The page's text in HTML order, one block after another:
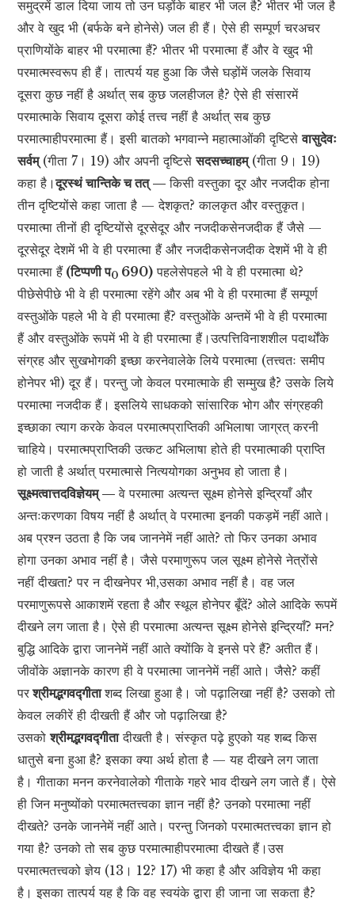
समुद्रमें डाल दिया जाय तो उन घड़ोंके बाहर भी जल है? भीतर भी जल है
और वे खुद भी (बर्फके बने होनेसे) जल ही हैं। ऐसे ही सम्पूर्ण चरअचर
प्राणियोंके बाहर भी परमात्मा हैं? भीतर भी परमात्मा हैं और वे खुद भी
परमात्मस्वरूप ही हैं। तात्पर्य यह हुआ कि जैसे घड़ोंमें जलके सिवाय
दूसरा कुछ नहीं है अर्थात् सब कुछ जलहीजल है? ऐसे ही संसारमें
परमात्माके सिवाय दूसरा कोई तत्त्व नहीं है अर्थात् सब कुछ
परमात्माहीपरमात्मा हैं। इसी बातको भगवान्ने महात्माओंकी दृष्टिसेवासुदेवः
सर्वम्(गीता 7। 19) और अपनी दृष्टिसेसदसच्चाहम्(गीता 9। 19)
कहा है।दूरस्थं चान्तिके च तत् —किसी वस्तुका दूर और नजदीक होना
तीन दृष्टियोंसे कहा जाता है — देशकृत? कालकृत और वस्तुकृत।
परमात्मा तीनों ही दृष्टियोंसे दूरसेदूर और नजदीकसेनजदीक हैं जैसे —
दूरसेदूर देशमें भी वे ही परमात्मा हैं और नजदीकसेनजदीक देशमें भी वे ही
परमात्मा हैं(टिप्पणी प0 690) पहलेसेपहले भी वे ही परमात्मा थे?
पीछेसेपीछे भी वे ही परमात्मा रहेंगे और अब भी वे ही परमात्मा हैं सम्पूर्ण
वस्तुओंके पहले भी वे ही परमात्मा हैं? वस्तुओंके अन्तमें भी वे ही परमात्मा
हैं और वस्तुओंके रूपमें भी वे ही परमात्मा हैं।उत्पत्तिविनाशशील पदार्थोंके
संग्रह और सुखभोगकी इच्छा करनेवालेके लिये परमात्मा (तत्त्वतः समीप
होनेपर भी) दूर हैं। परन्तु जो केवल परमात्माके ही सम्मुख है? उसके लिये
परमात्मा नजदीक हैं। इसलिये साधकको सांसारिक भोग और संग्रहकी
इच्छाका त्याग करके केवल परमात्मप्राप्तिकी अभिलाषा जाग्रत् करनी
चाहिये। परमात्मप्राप्तिकी उत्कट अभिलाषा होते ही परमात्माकी प्राप्ति
हो जाती है अर्थात् परमात्मासे नित्ययोगका अनुभव हो जाता है।
सूक्ष्मत्वात्तदविज्ञेयम् —वे परमात्मा अत्यन्त सूक्ष्म होनेसे इन्द्रियाँ और
अन्तःकरणका विषय नहीं है अर्थात् वे परमात्मा इनकी पकड़में नहीं आते।
अब प्रश्न उठता है कि जब जाननेमें नहीं आते? तो फिर उनका अभाव
होगा उनका अभाव नहीं है। जैसे परमाणुरूप जल सूक्ष्म होनेसे नेत्रोंसे
नहीं दीखता? पर न दीखनेपर भी,उसका अभाव नहीं है। वह जल
परमाणुरूपसे आकाशमें रहता है और स्थूल होनेपर बूँदें? ओले आदिके रूपमें
दीखने लग जाता है। ऐसे ही परमात्मा अत्यन्त सूक्ष्म होनेसे इन्द्रियाँ? मन?
बुद्धि आदिके द्वारा जाननेमें नहीं आते क्योंकि वे इनसे परे हैं? अतीत हैं।
जीवोंके अज्ञानके कारण ही वे परमात्मा जाननेमें नहीं आते। जैसे? कहीं
परश्रीमद्भगवद्गीताशब्द लिखा हुआ है। जो पढ़ालिखा नहीं है? उसको तो
केवल लकीरें ही दीखती हैं और जो पढ़ालिखा है?
उसकोश्रीमद्भगवद्गीतादीखती है। संस्कृत पढ़े हुएको यह शब्द किस
धातुसे बना हुआ है? इसका क्या अर्थ होता है — यह दीखने लग जाता
है। गीताका मनन करनेवालेको गीताके गहरे भाव दीखने लग जाते हैं। ऐसे
ही जिन मनुष्योंको परमात्मतत्त्वका ज्ञान नहीं है? उनको परमात्मा नहीं
दीखते? उनके जाननेमें नहीं आते। परन्तु जिनको परमात्मतत्त्वका ज्ञान हो
गया है? उनको तो सब कुछ परमात्माहीपरमात्मा दीखते हैं।उस
परमात्मतत्त्वको ज्ञेय (13। 12? 17) भी कहा है और अविज्ञेय भी कहा
है। इसका तात्पर्य यह है कि वह स्वयंके द्वारा ही जाना जा सकता है?